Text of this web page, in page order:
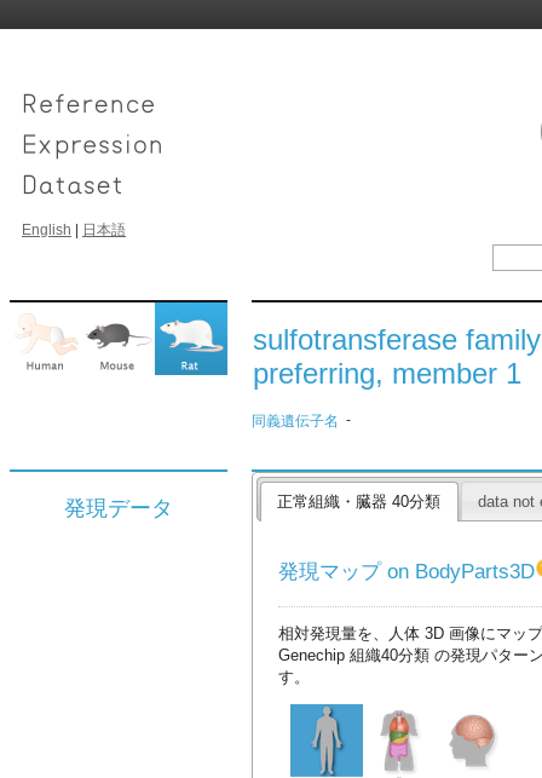
English 日本語
sulfotransferase
preferring, member 1
同義遺伝子名 -
発現データ 正常組織・臓器 40分類 data not
発現マップ on BodyParts3D
相対発現量を、人体 3D 画像にマッ
Genechip 組織40分類 の発現パター
す。